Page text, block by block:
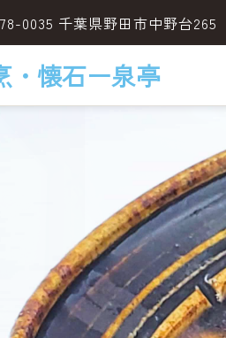
0035 千葉県野田市中野台265
・懐石ー泉亭